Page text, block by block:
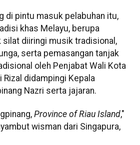
di pintu masuk pelabuhan itu,
khas Melayu, berupa
diiringi musik tradisional,
serta pemasangan tanjak
oleh Penjabat Wali Kota
Rizal didampingi Kepala
Nazri serta jajaran.
Province of Riau Island,"
wisman dari Singapura,